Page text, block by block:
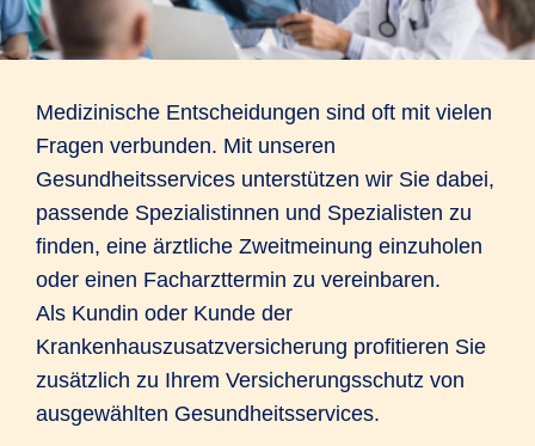
Medizinische Entscheidungen sind oft mit vielen
Fragen verbunden. Mit unseren
Gesundheitsservices unterstützen wir Sie dabei,
passende Spezialistinnen und Spezialisten zu
finden, eine ärztliche Zweitmeinung einzuholen
oder einen Facharzttermin zu vereinbaren.
Als Kundin oder Kunde der
Krankenhauszusatzversicherung profitieren Sie
zusätzlich zu Ihrem Versicherungsschutz von
ausgewählten Gesundheitsservices.